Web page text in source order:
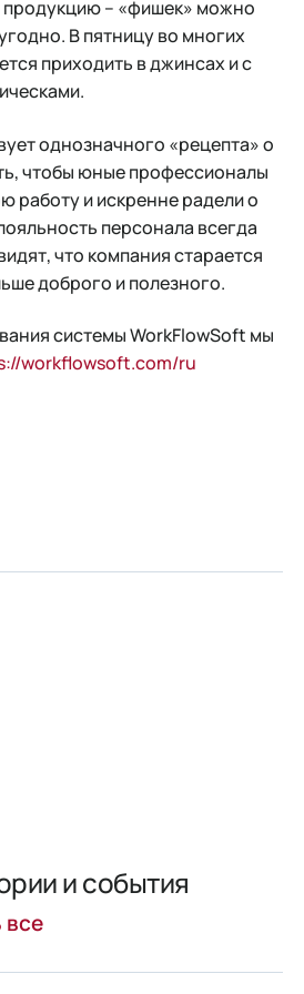
продукцию – «фишек» можно
В пятницу во многих
приходить в джинсах и с
однозначного «рецепта» о
чтобы юные профессионалы
работу и искренне радели о
персонала всегда
что компания старается
доброго и полезного.
системы WorkFlowSoft мы
workflowsoft.com/ru
и события